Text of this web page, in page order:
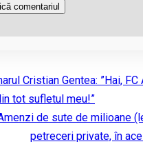
Cristian Gentea: ”Hai, FC
tot sufletul meu!”
de sute de milioane
petreceri private, în